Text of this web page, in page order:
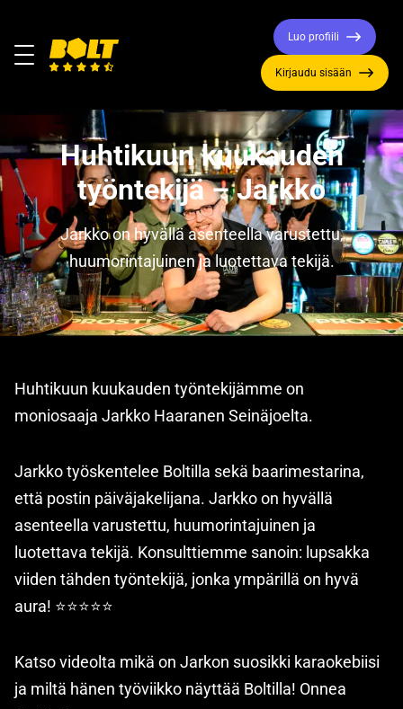
Valikko
etusivulle
Luo profiili
Kirjaudu sisään
Huhtikuun kuukauden
työntekijä – Jarkko
Jarkko on hyvällä asenteella varustettu,
huumorintajuinen ja luotettava tekijä.
Huhtikuun kuukauden työntekijämme on
moniosaaja Jarkko Haaranen Seinäjoelta.
Jarkko työskentelee Boltilla sekä baarimestarina,
että postin päiväjakelijana. Jarkko on hyvällä
asenteella varustettu, huumorintajuinen ja
luotettava tekijä. Konsulttiemme sanoin: lupsakka
viiden tähden työntekijä, jonka ympärillä on hyvä
aura! ⭐️⭐️⭐️⭐️⭐️
Katso videolta mikä on Jarkon suosikki karaokebiisi
ja miltä hänen työviikko näyttää Boltilla! Onnea